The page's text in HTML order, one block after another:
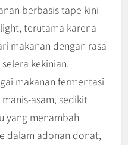
berbasis tape kini
terutama karena
makanan dengan rasa
kekinian.
makanan fermentasi
asam, sedikit
yang menambah
dalam adonan donat,